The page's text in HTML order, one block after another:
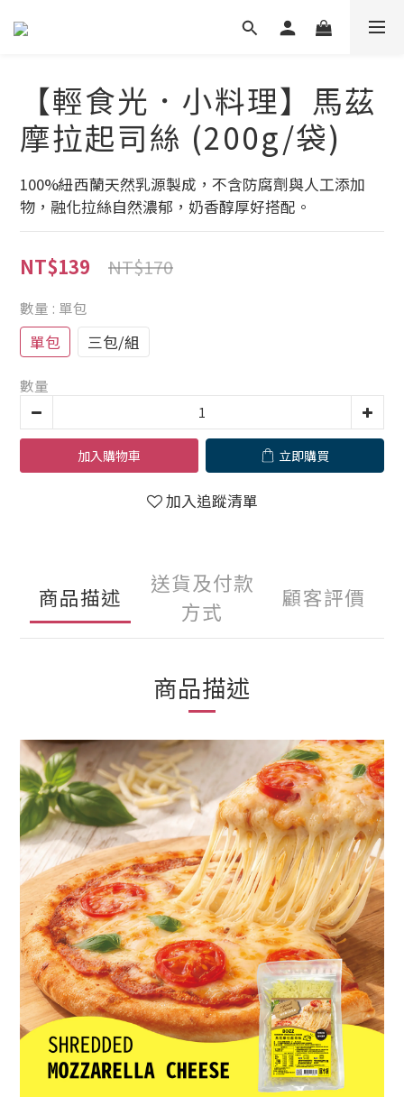
【輕食光．小料理】馬茲
摩拉起司絲 (200g/袋)
100%紐西蘭天然乳源製成，不含防腐劑與人工添加
物，融化拉絲自然濃郁，奶香醇厚好搭配。
NT$170
NT$139
數量 : 單包
單包 三包/組
數量
加入購物車 立即購買
加入追蹤清單
商品描述
送貨及付款
方式
顧客評價
商品描述